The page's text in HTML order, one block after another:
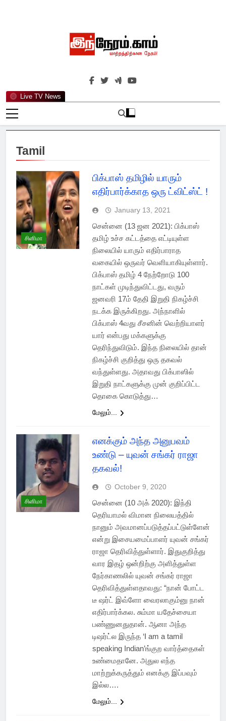
Live TV News
இந்நேரம்.காம்
செய்திகளுக்கு அப்பால்…
Tamil
சினிமா
பிக்பாஸ் தமிழில் யாரும்
எதிர்பார்க்காத ஒரு ட்விட்ஸ்ட் !
January 13, 2021
சென்னை (13 ஜன 2021): பிக்பாஸ்
தமிழ் உச்ச கட்டத்தை எட்டியுள்ள
நிலையில் யாரும் எதிர்பாராத
வகையில் ஒருவர் வெளியாகியுள்ளார்.
பிக்பாஸ் தமிழ் 4 நேற்றோடு 100
நாட்கள் முடிந்துவிட்டது, வரும்
ஜனவரி 17ம் தேதி இறுதி நிகழ்ச்சி
நடக்க இருக்கிறது. அந்நாளில்
பிக்பாஸ் 4வது சீசனின் வெற்றியாளர்
யார் என்பது மக்களுக்கு
தெரிந்துவிடும். இந்த நிலையில் தான்
நிகழ்ச்சி குறித்து ஒரு தகவல்
வந்துள்ளது. அதாவது பிக்பாஸில்
இறுதி நாட்களுக்கு முன் குறிப்பிட்ட
தொகை கொடுத்து…
மேலும்...
சினிமா
எனக்கும் அந்த அனுபவம்
உண்டு – யுவன் சங்கர் ராஜா
தகவல்!
October 9, 2020
சென்னை (10 அக் 2020): இந்தி
தெரியாமல் விமான நிலையத்தில்
நானும் அவமானப்படுத்தப்பட்டுள்ளேன்
என்று இசையமைப்பாளர் யுவன் சங்கர்
ராஜா தெரிவித்துள்ளார். இதுகுறித்து
வார இதழ் ஒன்றிற்கு அளித்துள்ள
நேர்காணலில் யுவன் சங்கர் ராஜா
தெரிவித்துள்ளதாவது: “நான் போட்ட
டீ ஷர்ட் இவ்ளோ வைரலாகும்னு நான்
எதிர்பார்க்கல. சும்மா யதேச்சையா
பண்ணுனதுதான். ஆனா அந்த
டிஷர்ட்ல இருந்த ‘I am a tamil
speaking Indian’ங்குற வார்த்தைகள்
உண்மைதானே. அதுல எந்த
மாற்றுக்கருத்தும் எனக்கு இப்பவும்
இல்ல….
மேலும்...